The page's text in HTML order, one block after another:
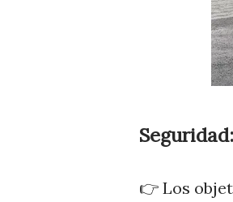
Seguridad:
👉 Los